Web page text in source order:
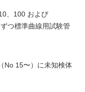
、100 および
つ標準曲線用試験管
No 15〜）に未知検体